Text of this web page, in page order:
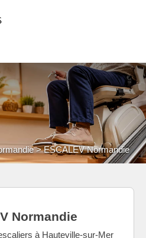
ESCALEV Normandie
Normandie
à Hauteville-sur-Mer